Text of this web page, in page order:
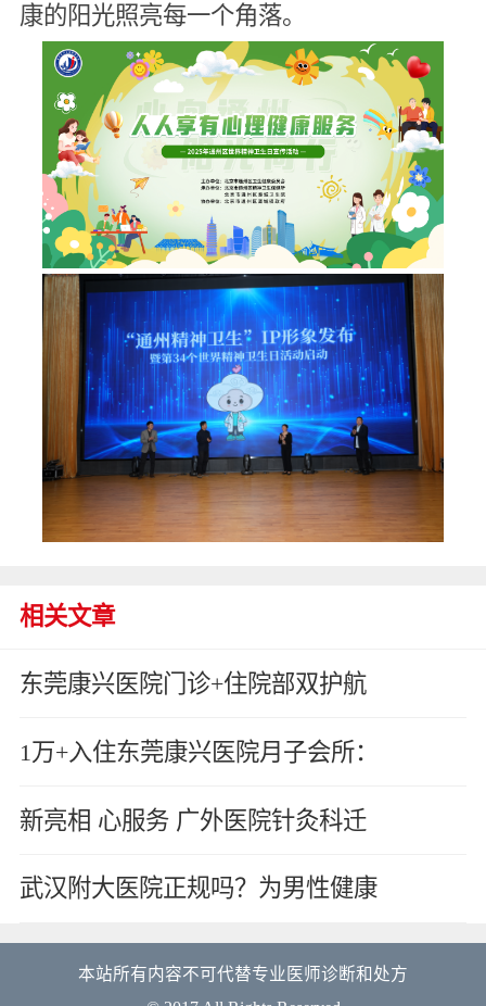
康的阳光照亮每一个角落。
相关文章
东莞康兴医院门诊+住院部双护航
1万+入住东莞康兴医院月子会所：
新亮相 心服务 广外医院针灸科迁
武汉附大医院正规吗？为男性健康
本站所有内容不可代替专业医师诊断和处方